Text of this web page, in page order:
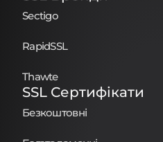
Sectigo
RapidSSL
Thawte
SSL Сертифікати
Безкоштовні